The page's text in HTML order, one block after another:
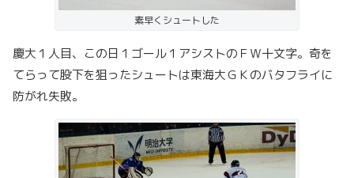
素早くシュートした
慶大１人目、この日１ゴール１アシストのＦＷ十文字。奇を
てらって股下を狙ったシュートは東海大ＧＫのバタフライに
防がれ失敗。